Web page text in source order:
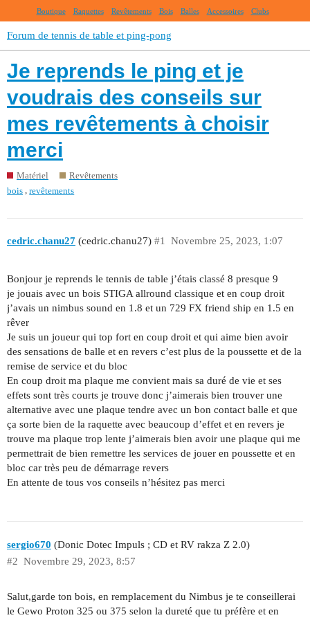
Boutique Raquettes Revêtements Bois Balles Accessoires Clubs
Forum de tennis de table et ping-pong
Je reprends le ping et je
voudrais des conseils sur
mes revêtements à choisir
merci
Matériel
Revêtements
bois ,revêtements
cedric.chanu27 (cedric.chanu27) Novembre 25, 2023, 1:07
#1
Bonjour je reprends le tennis de table j’étais classé 8 presque 9
je jouais avec un bois STIGA allround classique et en coup droit
j’avais un nimbus sound en 1.8 et un 729 FX friend ship en 1.5 en
rêver
Je suis un joueur qui top fort en coup droit et qui aime bien avoir
des sensations de balle et en revers c’est plus de la poussette et de la
remise de service et du bloc
En coup droit ma plaque me convient mais sa duré de vie et ses
effets sont très courts je trouve donc j’aimerais bien trouver une
alternative avec une plaque tendre avec un bon contact balle et que
ça sorte bien de la raquette avec beaucoup d’effet et en revers je
trouve ma plaque trop lente j’aimerais bien avoir une plaque qui me
permettrait de bien remettre les services de jouer en poussette et en
bloc car très peu de démarrage revers
En attente de tous vos conseils n’hésitez pas merci
sergio670 (Donic Dotec Impuls ; CD et RV rakza Z 2.0)
Novembre 29, 2023, 8:57
#2
Salut,garde ton bois, en remplacement du Nimbus je te conseillerai
le Gewo Proton 325 ou 375 selon la dureté que tu préfère et en